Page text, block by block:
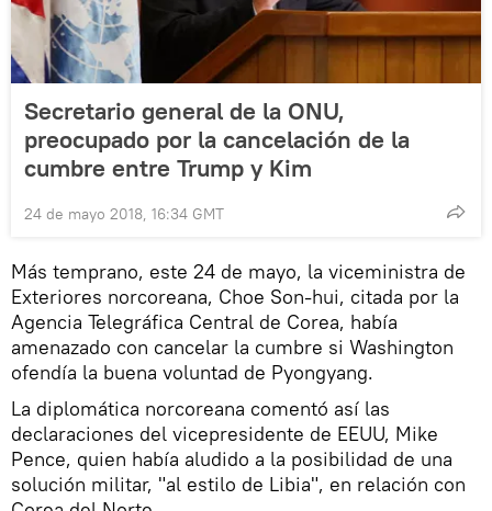
Secretario general de la ONU,
preocupado por la cancelación de la
cumbre entre Trump y Kim
24 de mayo 2018, 16:34 GMT
Más temprano, este 24 de mayo, la viceministra de
Exteriores norcoreana, Choe Son-hui, citada por la
Agencia Telegráfica Central de Corea, había
amenazado con cancelar la cumbre si Washington
ofendía la buena voluntad de Pyongyang.
La diplomática norcoreana comentó así las
declaraciones del vicepresidente de EEUU, Mike
Pence, quien había aludido a la posibilidad de una
solución militar, "al estilo de Libia", en relación con